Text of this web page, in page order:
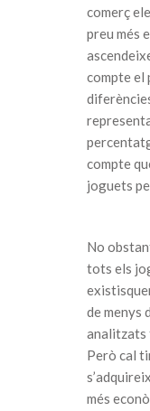
comerç
preu més
compte el
compte
joguets
No
tots els
de menys
analitzats
Però cal
més